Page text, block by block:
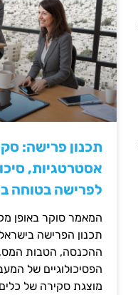
תכנון פרישה:
אסטרטגיות,
לפרישה בטוחה
המאמר סוקר באופן
תכנון הפרישה
ההכנסה, הטבות המס,
הפסיכולוגיים של
מוצגת סקירה של כלים